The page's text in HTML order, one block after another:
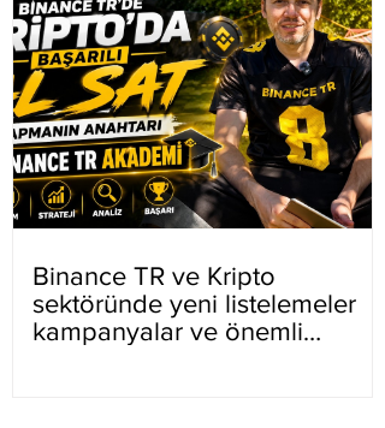
Binance TR ve Kripto
sektöründe yeni listelemeler
kampanyalar ve önemli